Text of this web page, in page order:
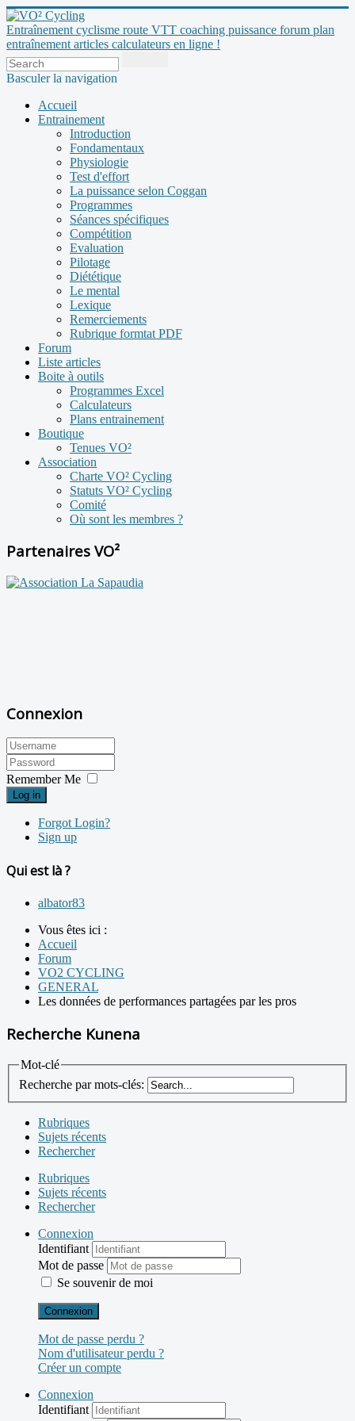
Entraînement cyclisme route VTT coaching puissance forum plan
entraînement articles calculateurs en ligne !
Basculer la navigation
Accueil
Entrainement
Introduction
Fondamentaux
Physiologie
Test d'effort
La puissance selon Coggan
Programmes
Séances spécifiques
Compétition
Evaluation
Pilotage
Diététique
Le mental
Lexique
Remerciements
Rubrique formtat PDF
Forum
Liste articles
Boite à outils
Programmes Excel
Calculateurs
Plans entrainement
Boutique
Tenues VO²
Association
Charte VO² Cycling
Statuts VO² Cycling
Comité
Où sont les membres ?
Partenaires VO²
Connexion
Remember Me
Log in
Forgot Login?
Sign up
Qui est là ?
albator83
Vous êtes ici :
Accueil
Forum
VO2 CYCLING
GENERAL
Les données de performances partagées par les pros
Recherche Kunena
Mot-clé
Recherche par mots-clés:
Rubriques
Sujets récents
Rechercher
Rubriques
Sujets récents
Rechercher
Connexion
Identifiant
Mot de passe
Se souvenir de moi
Connexion
Mot de passe perdu ?
Nom d'utilisateur perdu ?
Créer un compte
Connexion
Identifiant